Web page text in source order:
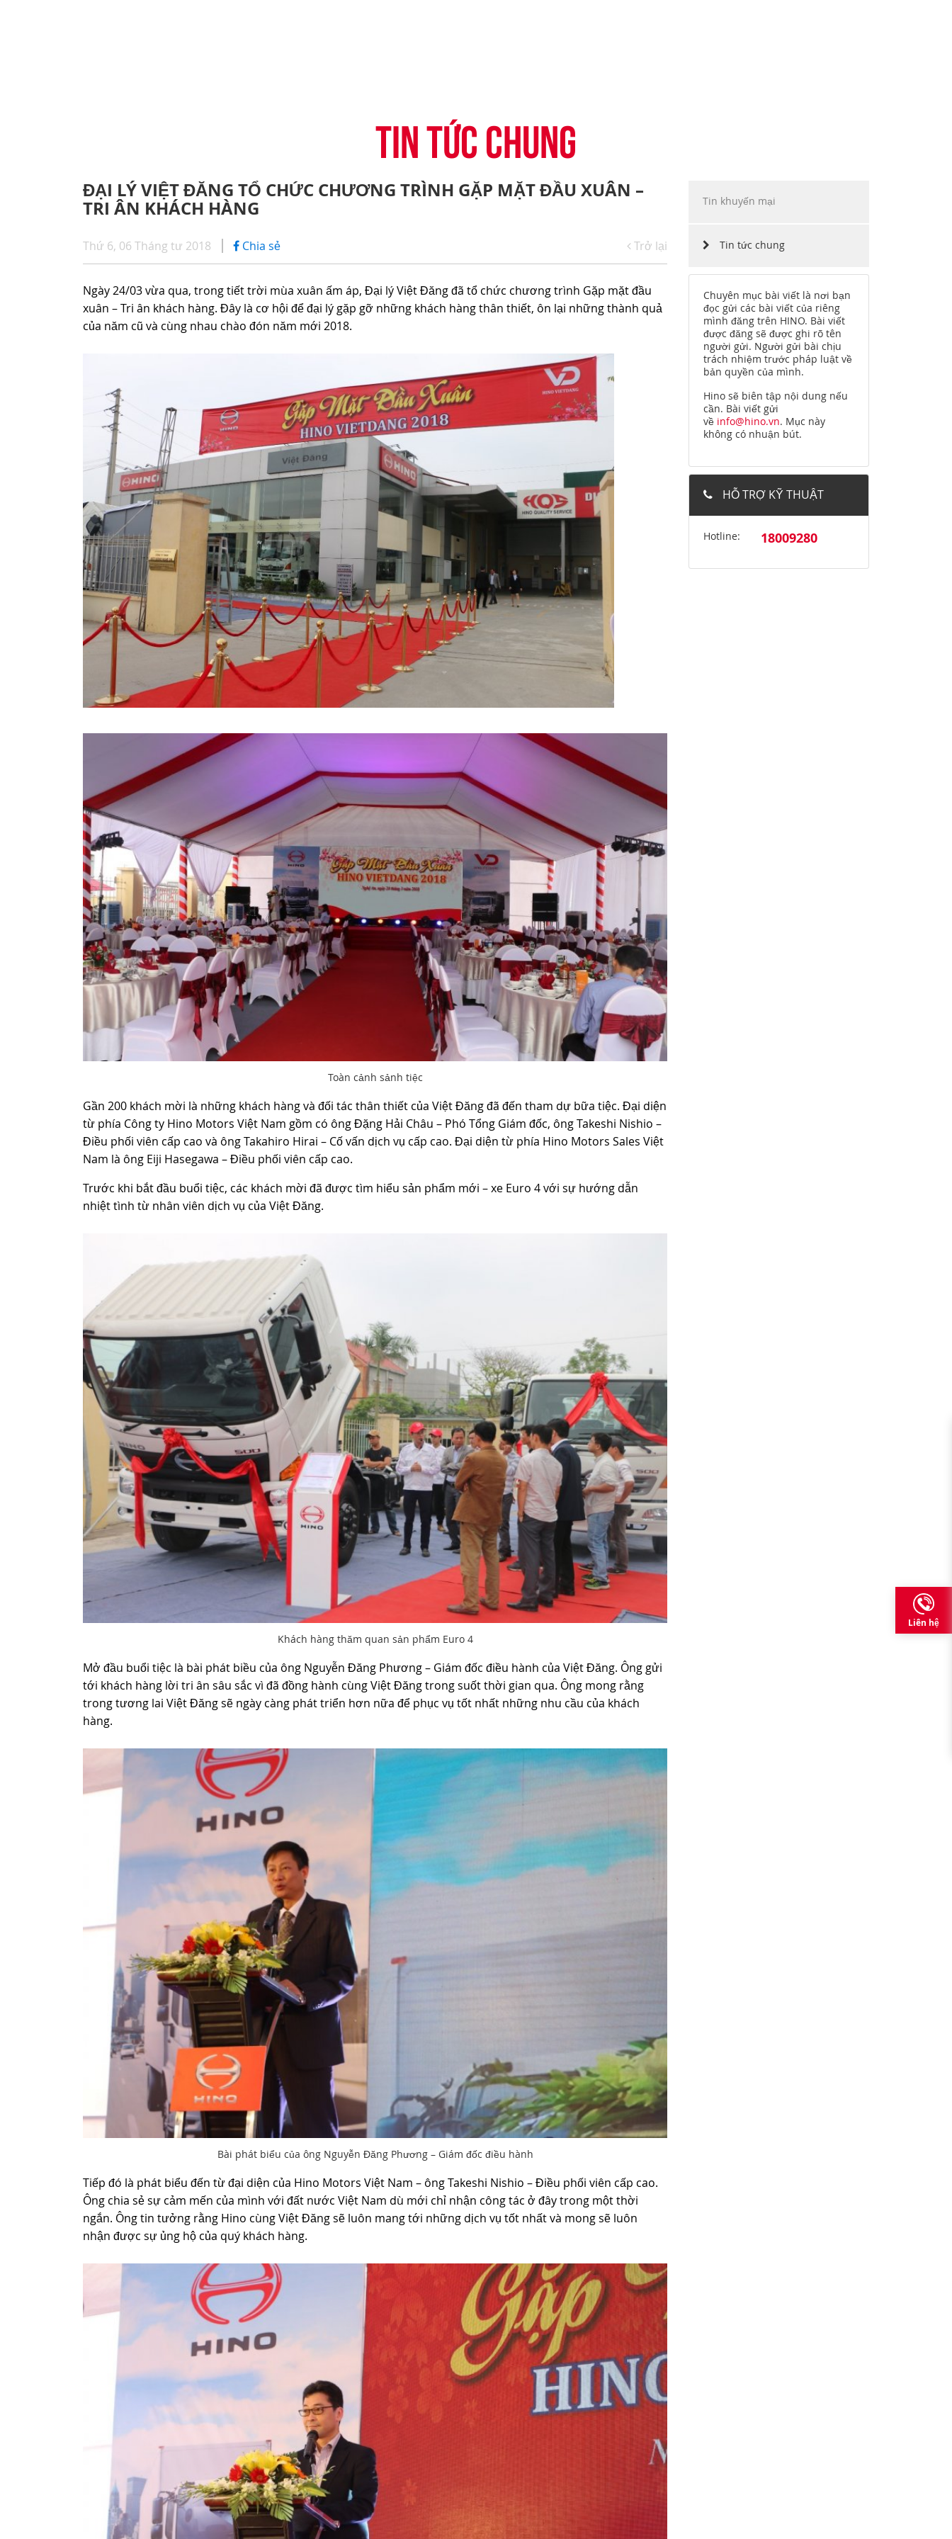
SERIES 700
(KL kéo theo: 39 tấn)
TIN TỨC CHUNG
ĐẠI LÝ VIỆT ĐĂNG TỔ CHỨC CHƯƠNG TRÌNH GẶP MẶT ĐẦU XUÂN –
TRI ÂN KHÁCH HÀNG
Thứ 6, 06 Tháng tư 2018 Chia sẻ Trở lại
Ngày 24/03 vừa qua, trong tiết trời mùa xuân ấm áp, Đại lý Việt Đăng đã tổ chức chương trình Gặp mặt đầu
xuân – Tri ân khách hàng. Đây là cơ hội để đại lý gặp gỡ những khách hàng thân thiết, ôn lại những thành quả
của năm cũ và cùng nhau chào đón năm mới 2018.
Toàn cảnh sảnh tiệc
Gần 200 khách mời là những khách hàng và đối tác thân thiết của Việt Đăng đã đến tham dự bữa tiệc. Đại diện
từ phía Công ty Hino Motors Việt Nam gồm có ông Đặng Hải Châu – Phó Tổng Giám đốc, ông Takeshi Nishio –
Điều phối viên cấp cao và ông Takahiro Hirai – Cố vấn dịch vụ cấp cao. Đại diện từ phía Hino Motors Sales Việt
Nam là ông Eiji Hasegawa – Điều phối viên cấp cao.
Trước khi bắt đầu buổi tiệc, các khách mời đã được tìm hiểu sản phẩm mới – xe Euro 4 với sự hướng dẫn
nhiệt tình từ nhân viên dịch vụ của Việt Đăng.
Khách hàng thăm quan sản phẩm Euro 4
Mở đầu buổi tiệc là bài phát biều của ông Nguyễn Đăng Phương – Giám đốc điều hành của Việt Đăng. Ông gửi
tới khách hàng lời tri ân sâu sắc vì đã đồng hành cùng Việt Đăng trong suốt thời gian qua. Ông mong rằng
trong tương lai Việt Đăng sẽ ngày càng phát triển hơn nữa để phục vụ tốt nhất những nhu cầu của khách
hàng.
Bài phát biểu của ông Nguyễn Đăng Phương – Giám đốc điều hành
Tiếp đó là phát biểu đến từ đại diện của Hino Motors Việt Nam – ông Takeshi Nishio – Điều phối viên cấp cao.
Ông chia sẻ sự cảm mến của mình với đất nước Việt Nam dù mới chỉ nhận công tác ở đây trong một thời
ngắn. Ông tin tưởng rằng Hino cùng Việt Đăng sẽ luôn mang tới những dịch vụ tốt nhất và mong sẽ luôn
nhận được sự ủng hộ của quý khách hàng.
Tin khuyến mại
Tin tức chung
Chuyên mục bài viết là nơi bạn
đọc gửi các bài viết của riêng
mình đăng trên HINO. Bài viết
được đăng sẽ được ghi rõ tên
người gửi. Người gửi bài chịu
trách nhiệm trước pháp luật về
bản quyền của mình.
Hino sẽ biên tập nội dung nếu
cần. Bài viết gửi
về info@hino.vn. Mục này
không có nhuận bút.
HỖ TRỢ KỸ THUẬT
Hotline: 18009280
Liên hệ